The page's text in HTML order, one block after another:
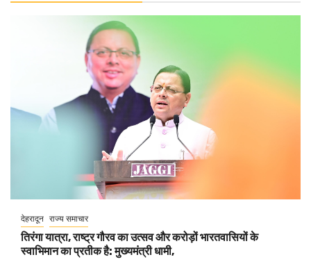
देहरादून राज्य समाचार
तिरंगा यात्रा, राष्ट्र गौरव का उत्सव और करोड़ों भारतवासियों के
स्वाभिमान का प्रतीक है: मुख्यमंत्री धामी,